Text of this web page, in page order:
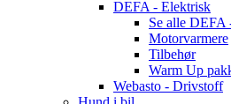
DEFA - Elektrisk
Se alle DEFA
Motorvarmere
Tilbehør
Warm Up
Webasto - Drivstoff